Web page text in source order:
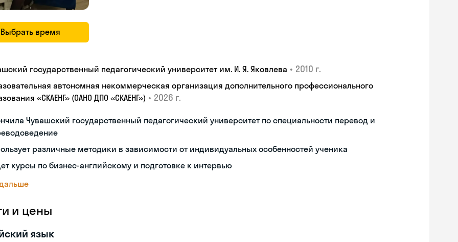
Выбрать время
государственный педагогический университет им. И. Я. Яковлева • 2010 г.
автономная некоммерческая организация дополнительного профессионального
«СКАЕНГ» (ОАНО ДПО «СКАЕНГ») • 2026 г.
Чувашский государственный педагогический университет по специальности перевод и
различные методики в зависимости от индивидуальных особенностей ученика
курсы по бизнес-английскому и подготовке к интервью
и цены
язык